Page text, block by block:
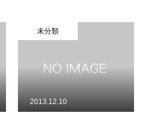
未分類
2013.12.10